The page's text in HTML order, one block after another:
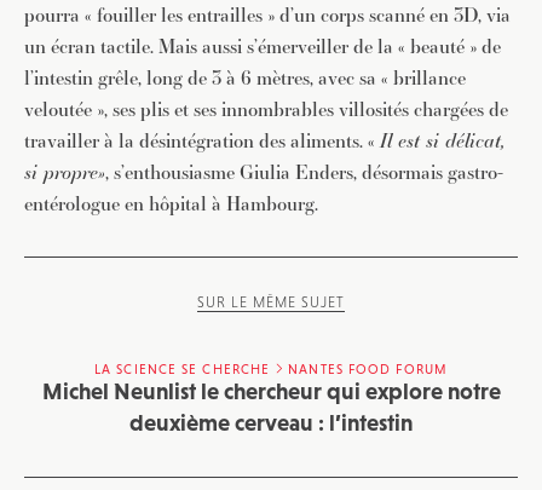
pourra « fouiller les entrailles » d’un corps scanné en 3D, via
un écran tactile. Mais aussi s’émerveiller de la « beauté » de
l’intestin grêle, long de 3 à 6 mètres, avec sa « brillance
veloutée », ses plis et ses innombrables villosités chargées de
travailler à la désintégration des aliments. «Il est si délicat,
si propre», s’enthousiasme Giulia Enders, désormais gastro-
entérologue en hôpital à Hambourg.
SUR LE MÊME SUJET
LA SCIENCE SE CHERCHE NANTES FOOD FORUM
Michel Neunlist le chercheur qui explore notre
deuxième cerveau : l’intestin